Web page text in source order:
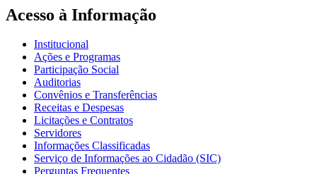
Acesso à Informação
Institucional
Ações e Programas
Participação Social
Auditorias
Convênios e Transferências
Receitas e Despesas
Licitações e Contratos
Servidores
Informações Classificadas
Serviço de Informações ao Cidadão (SIC)
Perguntas Frequentes